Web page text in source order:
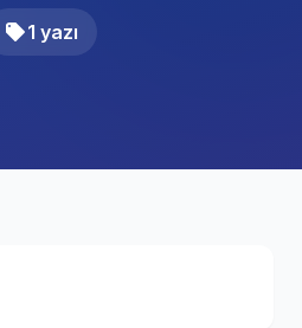
1 yazı